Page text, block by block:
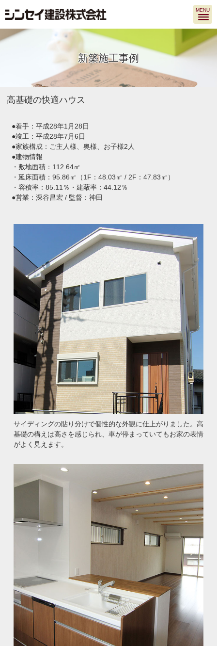
MENU
新築施工事例
高基礎の快適ハウス
●着手：平成28年1月28日
●竣工：平成28年7月6日
●家族構成：ご主人様、奥様、お子様2人
●建物情報
・敷地面積：112.64㎡
・延床面積：95.86㎡（1F：48.03㎡ / 2F：47.83㎡）
・容積率：85.11％・建蔽率：44.12％
●営業：深谷昌宏 / 監督：神田
サイディングの貼り分けで個性的な外観に仕上がりました。高
基礎の構えは高さを感じられ、車が停まっていてもお家の表情
がよく見えます。